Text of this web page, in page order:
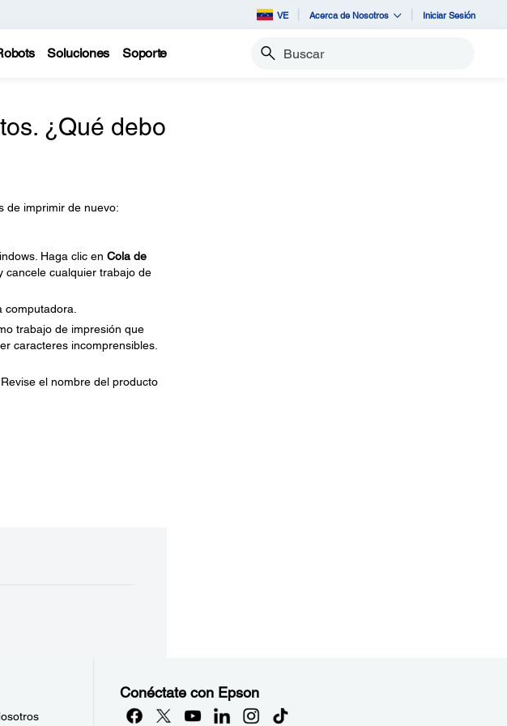
VE Acerca de Nosotros Iniciar Sesión
Soluciones Soporte Buscar
¿Qué debo
de imprimir de nuevo:
Haga clic en Cola de
cancele cualquier trabajo de
trabajo de impresión que
caracteres incomprensibles.
el nombre del producto
Conéctate con Epson